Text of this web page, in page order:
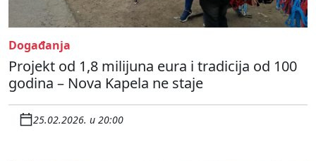
Događanja
Projekt od 1,8 milijuna eura i tradicija od 100
godina – Nova Kapela ne staje
25.02.2026. u 20:00